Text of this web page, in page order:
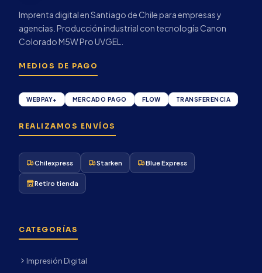
Imprenta digital en Santiago de Chile para empresas y
agencias. Producción industrial con tecnología Canon
Colorado M5W Pro UVGEL.
MEDIOS DE PAGO
WEBPAY+ MERCADO PAGO FLOW TRANSFERENCIA
REALIZAMOS ENVÍOS
Chilexpress Starken Blue Express
Retiro tienda
CATEGORÍAS
Impresión Digital